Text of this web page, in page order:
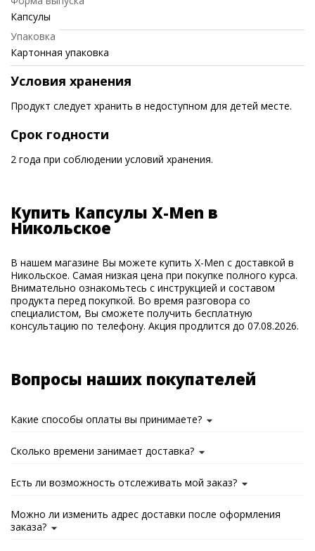
Капсулы
Упаковка
Картонная упаковка
Условия хранения
Продукт следует хранить в недоступном для детей месте.
Срок годности
2 года при соблюдении условий хранения.
Купить Капсулы X-Men в
Никольское
В нашем магазине Вы можете купить X-Men с доставкой в
Никольское. Самая низкая цена при покупке полного курса.
Внимательно ознакомьтесь с инструкцией и составом
продукта перед покупкой. Во время разговора со
специалистом, Вы сможете получить бесплатную
консультацию по телефону. Акция продлится до 07.08.2026.
Вопросы наших покупателей
Какие способы оплаты вы принимаете?
Сколько времени занимает доставка?
Есть ли возможность отслеживать мой заказ?
Можно ли изменить адрес доставки после оформления
заказа?